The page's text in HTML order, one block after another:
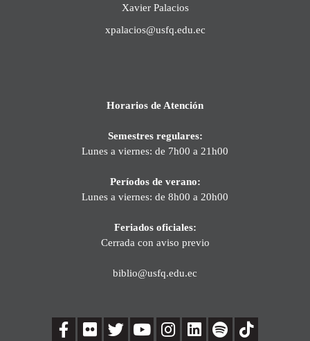
Xavier Palacios
xpalacios@usfq.edu.ec
Horarios de Atención
Semestres regulares:
Lunes a viernes: de 7h00 a 21h00
Períodos de verano:
Lunes a viernes: de 8h00 a 20h00
Feriados oficiales:
Cerrada con aviso previo
biblio@usfq.edu.ec